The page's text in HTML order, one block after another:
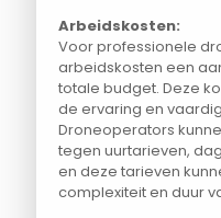
Arbeidskosten:
Voor professionele
arbeidskosten een
totale budget. Deze
de ervaring en
Droneoperators
tegen uurtarieven,
en deze tarieven
complexiteit en duur